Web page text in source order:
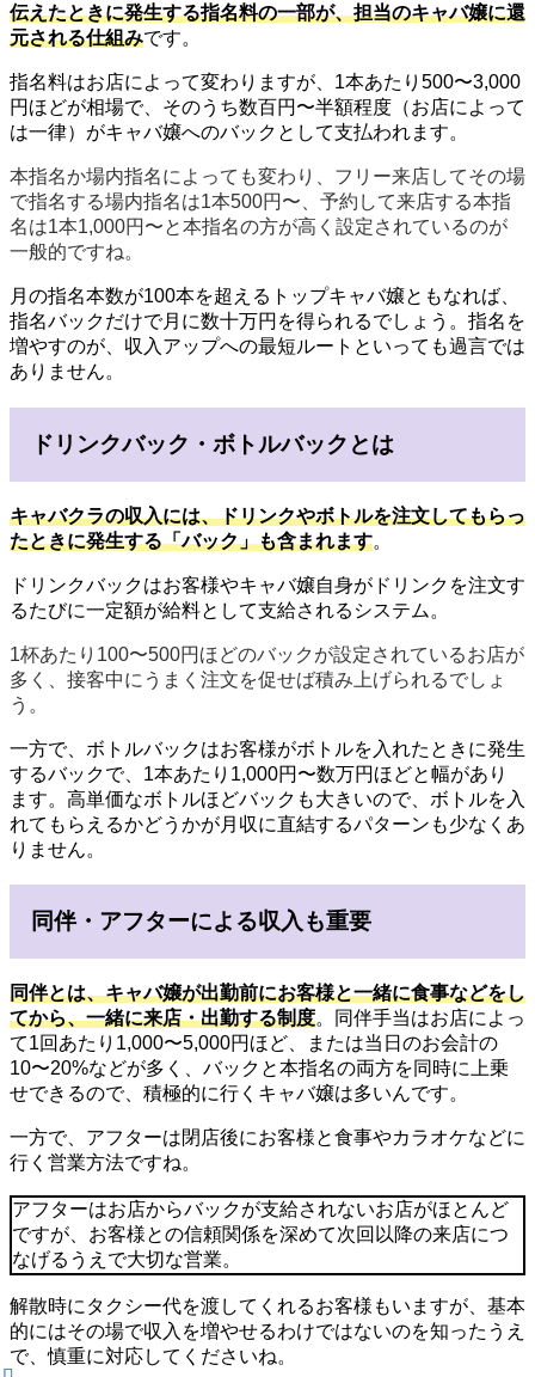
伝えたときに発生する指名料の一部が、担当のキャバ嬢に還
元される仕組みです。
指名料はお店によって変わりますが、1本あたり500〜3,000
円ほどが相場で、そのうち数百円〜半額程度（お店によって
は一律）がキャバ嬢へのバックとして支払われます。
本指名か場内指名によっても変わり、フリー来店してその場
で指名する場内指名は1本500円〜、予約して来店する本指
名は1本1,000円〜と本指名の方が高く設定されているのが
一般的ですね。
月の指名本数が100本を超えるトップキャバ嬢ともなれば、
指名バックだけで月に数十万円を得られるでしょう。指名を
増やすのが、収入アップへの最短ルートといっても過言では
ありません。
ドリンクバック・ボトルバックとは
キャバクラの収入には、ドリンクやボトルを注文してもらっ
たときに発生する「バック」も含まれます。
ドリンクバックはお客様やキャバ嬢自身がドリンクを注文す
るたびに一定額が給料として支給されるシステム。
1杯あたり100〜500円ほどのバックが設定されているお店が
多く、接客中にうまく注文を促せば積み上げられるでしょ
う。
一方で、ボトルバックはお客様がボトルを入れたときに発生
するバックで、1本あたり1,000円〜数万円ほどと幅があり
ます。高単価なボトルほどバックも大きいので、ボトルを入
れてもらえるかどうかが月収に直結するパターンも少なくあ
りません。
同伴・アフターによる収入も重要
同伴とは、キャバ嬢が出勤前にお客様と一緒に食事などをし
てから、一緒に来店・出勤する制度。同伴手当はお店によっ
て1回あたり1,000〜5,000円ほど、または当日のお会計の
10〜20%などが多く、バックと本指名の両方を同時に上乗
せできるので、積極的に行くキャバ嬢は多いんです。
一方で、アフターは閉店後にお客様と食事やカラオケなどに
行く営業方法ですね。
アフターはお店からバックが支給されないお店がほとんど
ですが、お客様との信頼関係を深めて次回以降の来店につ
なげるうえで大切な営業。
解散時にタクシー代を渡してくれるお客様もいますが、基本
的にはその場で収入を増やせるわけではないのを知ったうえ
で、慎重に対応してくださいね。